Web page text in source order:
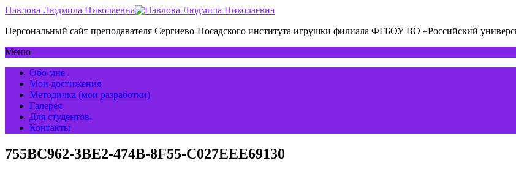
Павлова Людмила Николаевна
Персональный сайт преподавателя Сергиево-Посадского института игрушки филиала ФГБОУ ВО «Российский
Меню
Обо мне
Мои достижения
Методичка (мои разработки)
Галерея
Для студентов
Контакты
755BC962-3BE2-474B-8F55-C027EEE69130